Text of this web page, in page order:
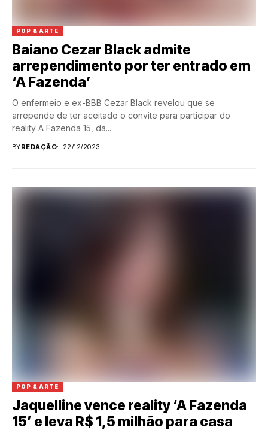
POP & ARTE
Baiano Cezar Black admite
arrependimento por ter entrado em
‘A Fazenda’
O enfermeio e ex-BBB Cezar Black revelou que se
arrepende de ter aceitado o convite para participar do
reality A Fazenda 15, da...
BYREDAÇÃO 22/12/2023
POP & ARTE
Jaquelline vence reality ‘A Fazenda
15’ e leva R$ 1,5 milhão para casa